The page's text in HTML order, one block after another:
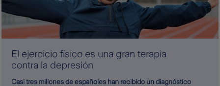
El ejercicio físico es una gran terapia
contra la depresión
Casi tres millones de españoles han recibido un diagnóstico